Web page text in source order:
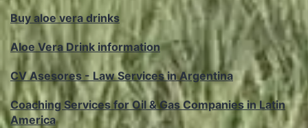
Buy aloe vera drinks
Aloe Vera Drink information
CV Asesores - Law Services in Argentina
Coaching Services for Oil & Gas Companies in Latin
America